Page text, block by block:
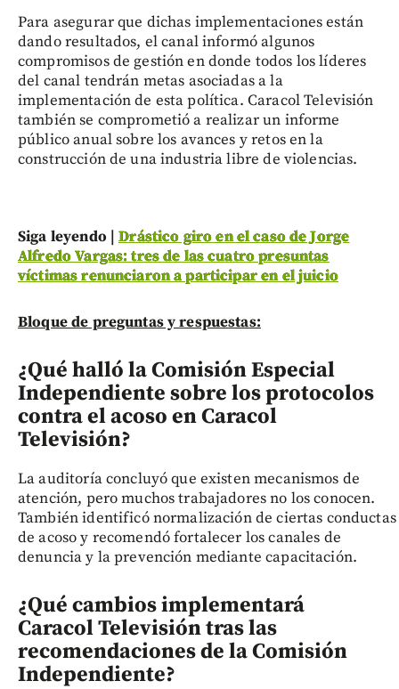
Para asegurar que dichas implementaciones están
dando resultados, el canal informó algunos
compromisos de gestión en donde todos los líderes
del canal tendrán metas asociadas a la
implementación de esta política. Caracol Televisión
también se comprometió a realizar un informe
público anual sobre los avances y retos en la
construcción de una industria libre de violencias.
Siga leyendo |Drástico giro en el caso de Jorge
Alfredo Vargas: tres de las cuatro presuntas
víctimas renunciaron a participar en el juicio
Bloque de preguntas y respuestas:
¿Qué halló la Comisión Especial
Independiente sobre los protocolos
contra el acoso en Caracol
Televisión?
La auditoría concluyó que existen mecanismos de
atención, pero muchos trabajadores no los conocen.
También identificó normalización de ciertas conductas
de acoso y recomendó fortalecer los canales de
denuncia y la prevención mediante capacitación.
¿Qué cambios implementará
Caracol Televisión tras las
recomendaciones de la Comisión
Independiente?